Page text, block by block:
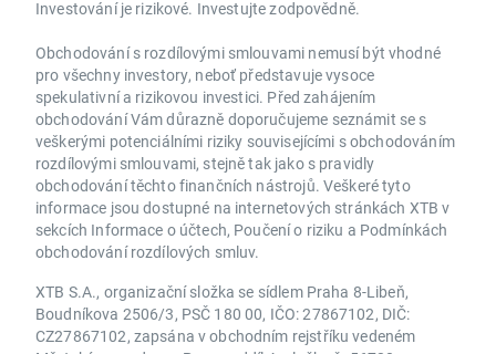
Investování je rizikové. Investujte zodpovědně.
Obchodování s rozdílovými smlouvami nemusí být vhodné
pro všechny investory, neboť představuje vysoce
spekulativní a rizikovou investici. Před zahájením
obchodování Vám důrazně doporučujeme seznámit se s
veškerými potenciálními riziky souvisejícími s obchodováním
rozdílovými smlouvami, stejně tak jako s pravidly
obchodování těchto finančních nástrojů. Veškeré tyto
informace jsou dostupné na internetových stránkách XTB v
sekcích Informace o účtech, Poučení o riziku a Podmínkách
obchodování rozdílových smluv.
XTB S.A., organizační složka se sídlem Praha 8-Libeň,
Boudníkova 2506/3, PSČ 180 00, IČO: 27867102, DIČ:
CZ27867102, zapsána v obchodním rejstříku vedeném